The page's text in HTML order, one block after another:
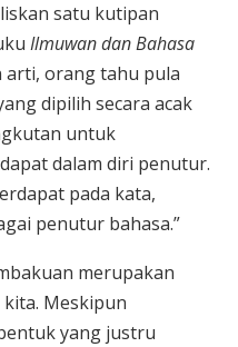
satu kutipan
Ilmuwan dan Bahasa
arti, orang tahu pula
dipilih secara acak
untuk
dalam diri penutur.
pada kata,
penutur bahasa.”
merupakan
Meskipun
yang justru